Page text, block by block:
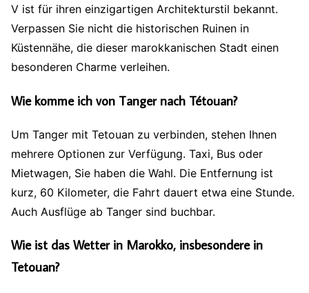
V ist für ihren einzigartigen Architekturstil bekannt.
Verpassen Sie nicht die historischen Ruinen in
Küstennähe, die dieser marokkanischen Stadt einen
besonderen Charme verleihen.
Wie komme ich von Tanger nach Tétouan?
Um Tanger mit Tetouan zu verbinden, stehen Ihnen
mehrere Optionen zur Verfügung. Taxi, Bus oder
Mietwagen, Sie haben die Wahl. Die Entfernung ist
kurz, 60 Kilometer, die Fahrt dauert etwa eine Stunde.
Auch Ausflüge ab Tanger sind buchbar.
Wie ist das Wetter in Marokko, insbesondere in
Tetouan?